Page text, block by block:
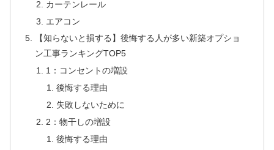
カーテンレール
エアコン
【知らないと損する】後悔する人が多い新築オプショ
ン工事ランキングTOP5
1：コンセントの増設
後悔する理由
失敗しないために
2：物干しの増設
後悔する理由